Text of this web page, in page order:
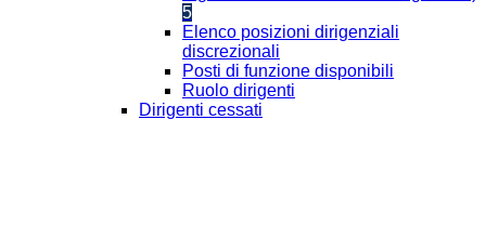
5
Elenco posizioni dirigenziali
discrezionali
Posti di funzione disponibili
Ruolo dirigenti
Dirigenti cessati